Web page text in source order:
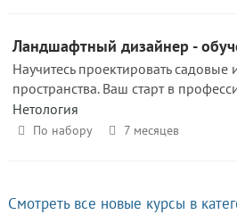
Ландшафтный дизайнер -
Научитесь проектировать садовые
пространства. Ваш старт в
Нетология
По набору 7 месяцев
Смотреть все новые курсы в